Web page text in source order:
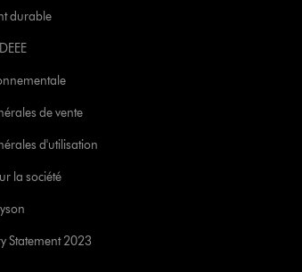
durable
de vente
d'utilisation
la société
Statement 2023